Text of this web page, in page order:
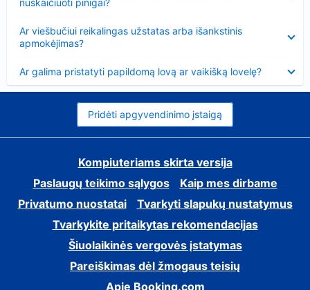
nuskaičiuoti pinigai?
Ar viešbučiui reikalingas užstatas arba išankstinis
apmokėjimas?
Ar galima pristatyti papildomą lovą ar vaikišką lovelę?
Pridėti apgyvendinimo įstaigą
Kompiuteriams skirta versija
Paslaugų teikimo sąlygos
Kaip mes dirbame
Privatumo nuostatai
Tvarkyti slapukų nustatymus
Tvarkykite pritaikytas rekomendacijas
Šiuolaikinės vergovės įstatymas
Pareiškimas dėl žmogaus teisių
Apie Booking.com